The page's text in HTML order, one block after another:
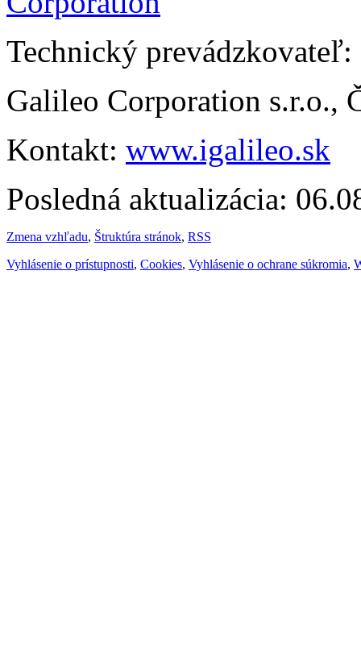
Technický prevádzkovateľ:
Galileo Corporation s.r.o.,
Kontakt: www.igalileo.sk
Posledná aktualizácia:
Zmena vzhľadu, Štruktúra stránok, RSS
Vyhlásenie o prístupnosti, Cookies, Vyhlásenie o ochrane súkromia,